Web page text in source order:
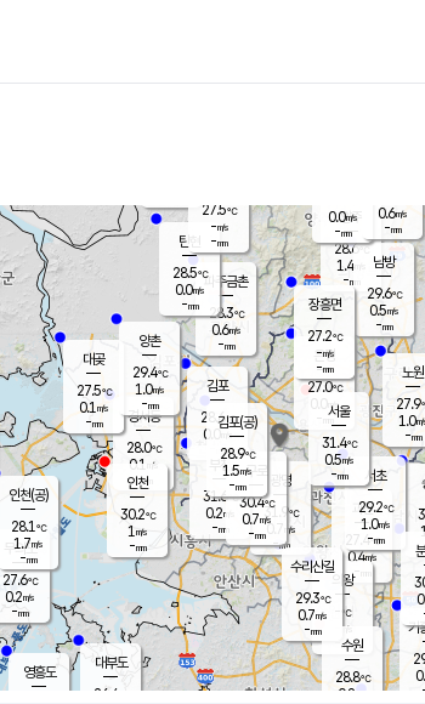
무의도
27.6℃
0.2m/s
-mm
영흥도
양주
28.6℃
1.4
-mm
과천
27.4℃
0.4m/s
- mm
대부도
26.4
경서동
28.0℃
0.1 m/s
-mm
파주금촌
28.3℃
0.6m/s
-mm
대곶
27.5℃
0.1 m/s
-mm
탄현
28.5℃
0.0m/s
-mm
의왕
- ℃
m/s
mm
김포
28.6℃
0.0 m/s
mm
광명
31.9 ℃
0.7 m/s
-mm
부천
31.6℃
0.2m/s
-mm
양촌
29.4℃
1.0m/s
-mm
구로
30.4℃
0.7m/s
-mm
은평
27.0℃
0.0 m/s
- mm
노원
27.9
1.0m/
-mm
서초
29.2℃
1.0m/s
-mm
남방
29.6℃
0.5m/s
-mm
기
수리산길
29.3℃
0.7m/s
-mm
장흥면
27.2℃
-m/s
-mm
0.0m/s
-mm
인천(공)
28.1℃
1.7m/s
-mm
김포(공)
28.9℃
1.5m/s
-mm
수원
28.8℃
0.8 m/s
인천
30.2℃
1 m/s
-mm
서울
31.4℃
0.5m/s
-mm
27.5℃
-m/s
-mm
0.6m/s
-mm